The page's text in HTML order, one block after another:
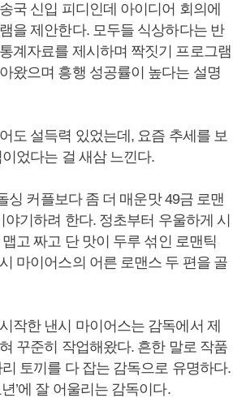
국 신입 피디인데 아이디어 회의에
을 제안한다. 모두들 식상하다는 반
계자료를 제시하며 짝짓기 프로그램
왔으며 흥행 성공률이 높다는 설명
도 설득력 있었는데, 요즘 추세를 보
었다는 걸 새삼 느낀다.
싱 커플보다 좀 더 매운맛 49금 로맨
야기하려 한다. 정초부터 우울하게 시
고 짜고 단 맛이 두루 섞인 로맨틱
마이어스의 어른 로맨스 두 편을 골
작한 낸시 마이어스는 감독에서 제
꾸준히 작업해왔다. 흔한 말로 작품
토끼를 다 잡는 감독으로 유명하다.
’에 잘 어울리는 감독이다.